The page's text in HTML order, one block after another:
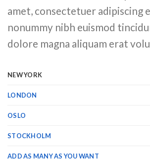
amet, consectetuer adipiscing
nonummy nibh euismod
dolore magna aliquam erat
NEW YORK
LONDON
OSLO
STOCKHOLM
ADD AS MANY AS YOU WANT